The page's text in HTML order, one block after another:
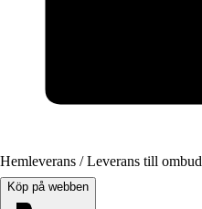
Hemleverans / Leverans till ombud
Köp på webben